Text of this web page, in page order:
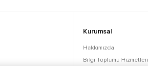
Kurumsal
Hakkımızda
Bilgi Toplumu Hizmetleri